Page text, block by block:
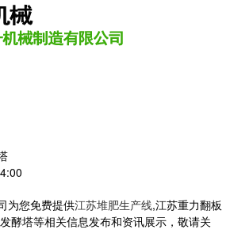
为您免费提供江苏堆肥生产线,江苏重力翻板
酵塔等相关信息发布和资讯展示，敬请关